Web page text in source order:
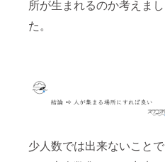
所が生まれるのか考えまし
た。
少人数では出来ないことで